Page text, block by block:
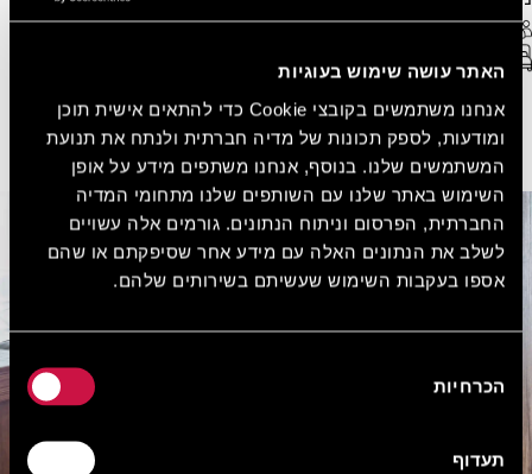
האתר עושה שימוש בעוגיות
אנחנו משתמשים בקובצי Cookie כדי להתאים אישית תוכן
ומודעות, לספק תכונות של מדיה חברתית ולנתח את תנועת
המשתמשים שלנו. בנוסף, אנחנו משתפים מידע על אופן
השימוש באתר שלנו עם השותפים שלנו מתחומי המדיה
החברתית, הפרסום וניתוח הנתונים. גורמים אלה עשויים
לשלב את הנתונים האלה עם מידע אחר שסיפקתם או שהם
אספו בעקבות השימוש שעשיתם בשירותים שלהם.
הסכמה
הכרחיות
תעדוף
2 אורחים מקסימום
WiFi חופשי
ראו עוד הזמן עכשיו